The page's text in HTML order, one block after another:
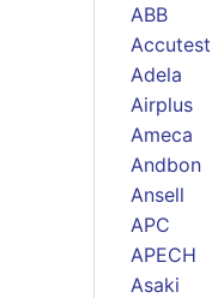
ABB
Accutest
Adela
Airplus
Ameca
Andbon
Ansell
APC
APECH
Asaki